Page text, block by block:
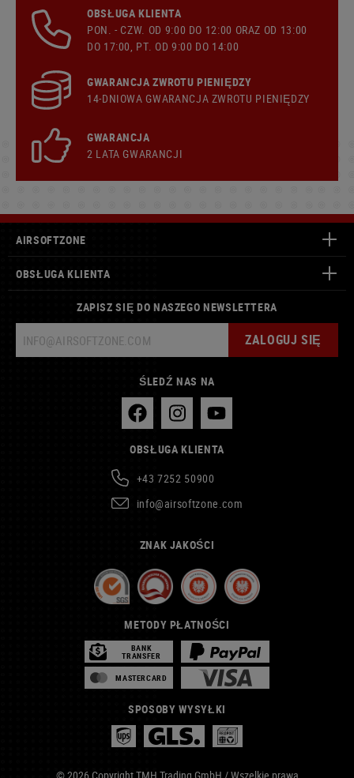
OBSŁUGA KLIENTA
PON. - CZW. OD 9:00 DO 12:00 ORAZ OD 13:00
DO 17:00, PT. OD 9:00 DO 14:00
GWARANCJA ZWROTU PIENIĘDZY
14-DNIOWA GWARANCJA ZWROTU PIENIĘDZY
GWARANCJA
2 LATA GWARANCJI
AIRSOFTZONE
OBSŁUGA KLIENTA
ZAPISZ SIĘ DO NASZEGO NEWSLETTERA
ZALOGUJ SIĘ
ŚLEDŹ NAS NA
OBSŁUGA KLIENTA
+43 7252 50900
info@airsoftzone.com
ZNAK JAKOŚCI
METODY PŁATNOŚCI
BANK
TRANSFER
MASTERCARD
SPOSOBY WYSYŁKI